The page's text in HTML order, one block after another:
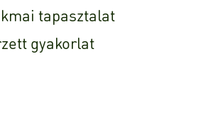
tapasztalat
gyakorlat